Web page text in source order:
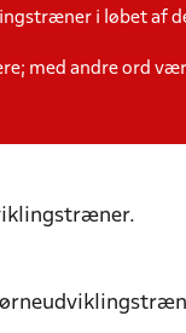
i løbet af
med andre ord